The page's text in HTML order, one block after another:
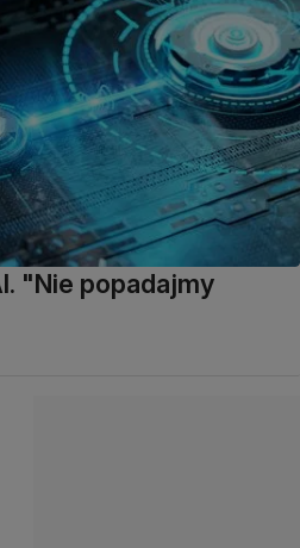
"Nie popadajmy